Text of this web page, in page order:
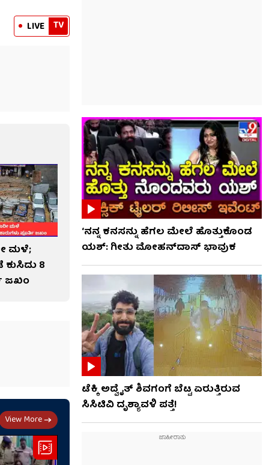
LIVE TV
ಮಳೆ;
8
ಜಖಂ
View More
‘ನನ್ನ ಕನಸನ್ನು ಹೆಗಲ ಮೇಲೆ ಹೊತ್ತುಕೊಂಡ
ಯಶ್: ಗೀತು ಮೋಹನ್​​ದಾಸ್ ಭಾವುಕ
ಟೆಕ್ಕಿ ಅದ್ವೈತ್ ಶಿವಗಂಗೆ ಬೆಟ್ಟ ಏರುತ್ತಿರುವ
ಸಿಸಿಟಿವಿ ದೃಶ್ಯಾವಳಿ ಪತ್ತೆ!